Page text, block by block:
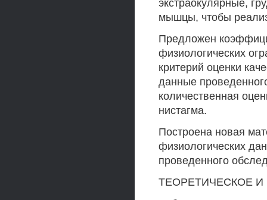
экстраокулярные,
мышцы, чтобы
Предложен
физиологических
критерий оценки
данные
количественная
нистагма.
Построена новая
физиологических
проведенного
ТЕОРЕТИЧЕСКОЕ